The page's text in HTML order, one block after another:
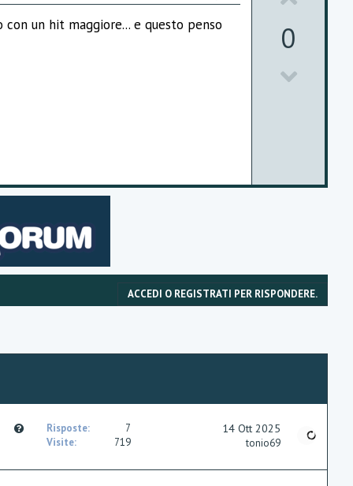
un hit maggiore... e questo penso
0
v
ACCEDI O REGISTRATI PER RISPONDERE.
s
Risposte
7
Visite
719
14 Ott 2025
tonio69